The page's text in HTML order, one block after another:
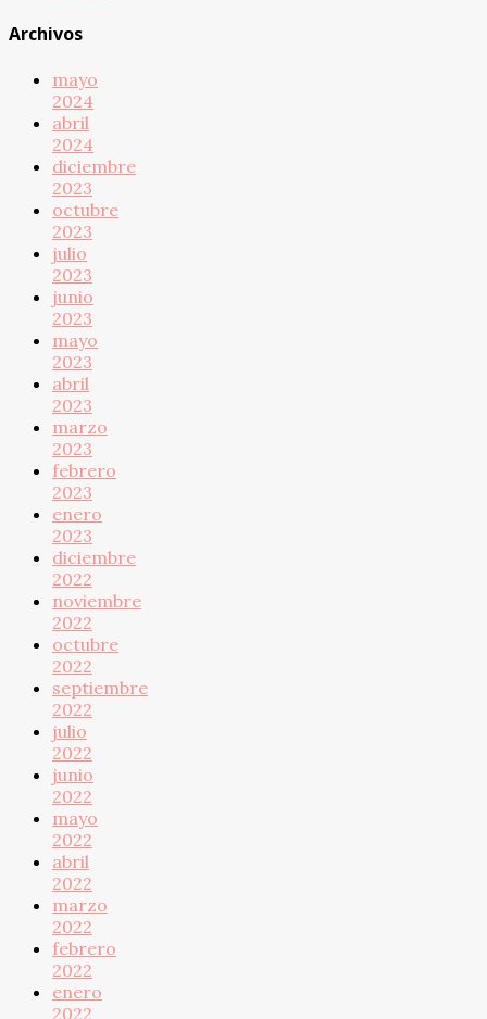
Archivos
mayo
2024
abril
2024
diciembre
2023
octubre
2023
julio
2023
junio
2023
mayo
2023
abril
2023
marzo
2023
febrero
2023
enero
2023
diciembre
2022
noviembre
2022
octubre
2022
septiembre
2022
julio
2022
junio
2022
mayo
2022
abril
2022
marzo
2022
febrero
2022
enero
2022